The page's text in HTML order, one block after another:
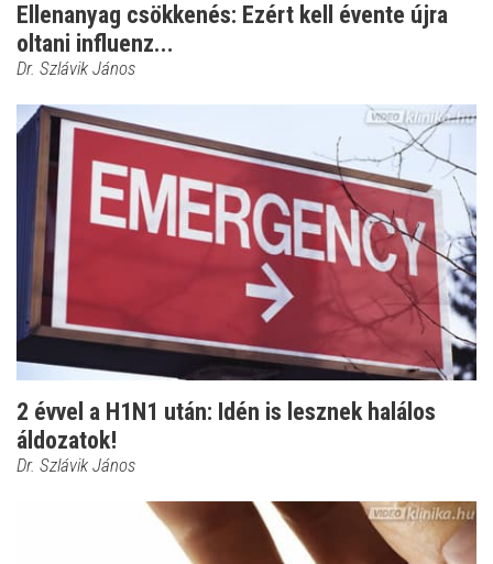
Ellenanyag csökkenés: Ezért kell évente újra
oltani influenz...
Dr. Szlávik János
2 évvel a H1N1 után: Idén is lesznek halálos
áldozatok!
Dr. Szlávik János